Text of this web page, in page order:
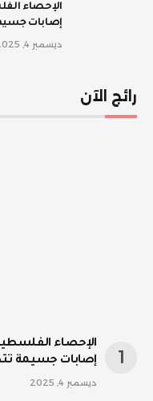
إصابات
ديسمبر 4, 2025
رائج الآن
إصابات جسيمة
ديسمبر 4, 2025